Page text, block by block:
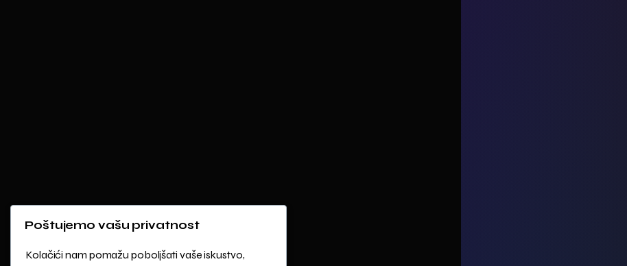
Poštujemo vašu privatnost
Kolačići nam pomažu poboljšati vaše iskustvo,